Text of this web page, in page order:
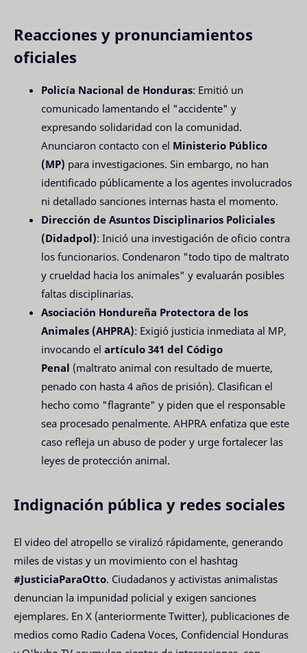
Reacciones y pronunciamientos
oficiales
Policía Nacional de Honduras: Emitió un
comunicado lamentando el "accidente" y
expresando solidaridad con la comunidad.
Anunciaron contacto con el Ministerio Público
(MP) para investigaciones. Sin embargo, no han
identificado públicamente a los agentes involucrados
ni detallado sanciones internas hasta el momento.
Dirección de Asuntos Disciplinarios Policiales
(Didadpol): Inició una investigación de oficio contra
los funcionarios. Condenaron "todo tipo de maltrato
y crueldad hacia los animales" y evaluarán posibles
faltas disciplinarias.
Asociación Hondureña Protectora de los
Animales (AHPRA): Exigió justicia inmediata al MP,
invocando el artículo 341 del Código
Penal (maltrato animal con resultado de muerte,
penado con hasta 4 años de prisión). Clasifican el
hecho como "flagrante" y piden que el responsable
sea procesado penalmente. AHPRA enfatiza que este
caso refleja un abuso de poder y urge fortalecer las
leyes de protección animal.
Indignación pública y redes sociales
El video del atropello se viralizó rápidamente, generando
#JusticiaParaOtto. Ciudadanos y activistas animalistas
denuncian la impunidad policial y exigen sanciones
ejemplares. En X (anteriormente Twitter), publicaciones de
medios como Radio Cadena Voces, Confidencial Honduras